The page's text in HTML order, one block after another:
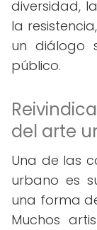
diversidad,
la
un diálogo
público.
del arte
Una de las
urbano es
una forma
Muchos